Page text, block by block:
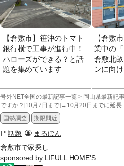
【倉敷市】笹沖のトマト
銀行横で工事が進行中！
ハローズができる？と話
題を集めています
【倉敷
業中の
倉敷北
ンに向
号外NET全国の最新記事一覧 > 岡山県最新記
ですか？[10月7日まで]→10月20日までに延長
国勢調査
期限間近
話題
まるぼん
倉敷市で家探し
sponsored by LIFULL HOME'S